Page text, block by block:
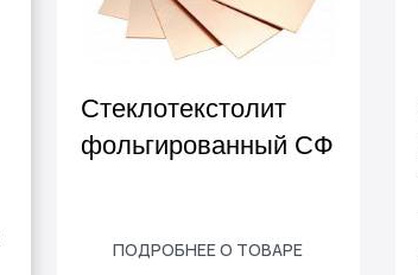
Стеклотекстолит
фольгированный СФ
ПОДРОБНЕЕ О ТОВАРЕ